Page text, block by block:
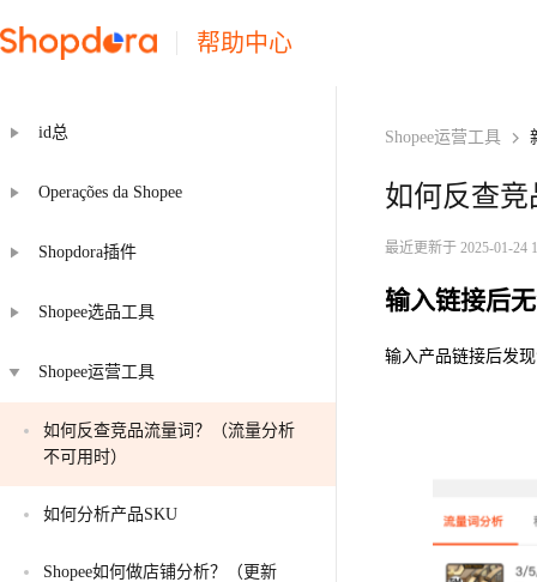
帮助中心
id总
Operações da Shopee
Shopdora插件
Shopee选品工具
Shopee运营工具
如何反查竞品流量词？（流量分析
不可用时）
如何分析产品SKU
Shopee如何做店铺分析？（更新
Shopee运营工具
如何反查
最近更新于 2025-01-24
输入链接后
输入产品链接后发